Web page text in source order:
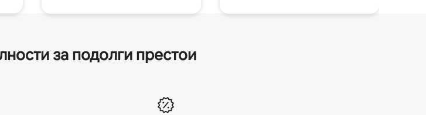
за подолги престои